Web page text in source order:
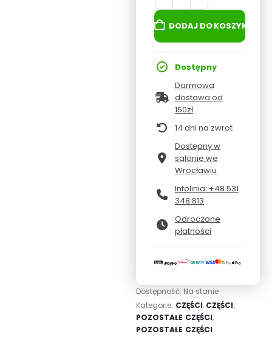
DODAJ DO KOSZYKA
Dostępny
Darmowa
dostawa od
150zł
14 dni na zwrot
Dostępny w
salonie we
Wrocławiu
Infolinia: +48 531
348 813
Odroczone
płatności
Dostępność: Na stanie
Kategorie: CZĘŚCI, CZĘŚCI,
POZOSTAŁE CZĘŚCI,
POZOSTAŁE CZĘŚCI